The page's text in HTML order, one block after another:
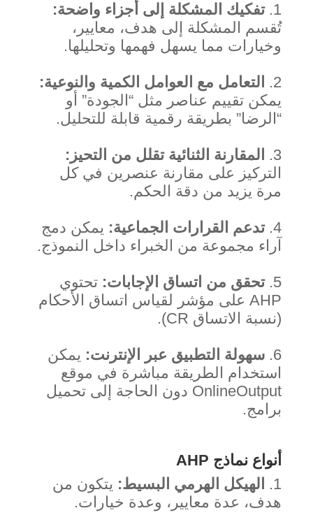
تفكيك المشكلة إلى أجزاء واضحة:
تُقسم المشكلة إلى هدف، معايير،
وخيارات مما يسهل فهمها وتحليلها.
التعامل مع العوامل الكمية والنوعية:
يمكن تقييم عناصر مثل “الجودة” أو
“الرضا” بطريقة رقمية قابلة للتحليل.
المقارنة الثنائية تقلل من التحيز:
التركيز على مقارنة عنصرين في كل
مرة يزيد من دقة الحكم.
تدعم القرارات الجماعية: يمكن دمج
آراء مجموعة من الخبراء داخل النموذج.
تحقق من اتساق الإجابات: تحتوي
AHP على مؤشر لقياس اتساق الأحكام
(نسبة الاتساق CR).
سهولة التطبيق عبر الإنترنت: يمكن
استخدام الطريقة مباشرة في موقع
OnlineOutput دون الحاجة إلى تحميل
برامج.
أنواع نماذج AHP
الهيكل الهرمي البسيط: يتكون من
هدف، عدة معايير، وعدة خيارات.